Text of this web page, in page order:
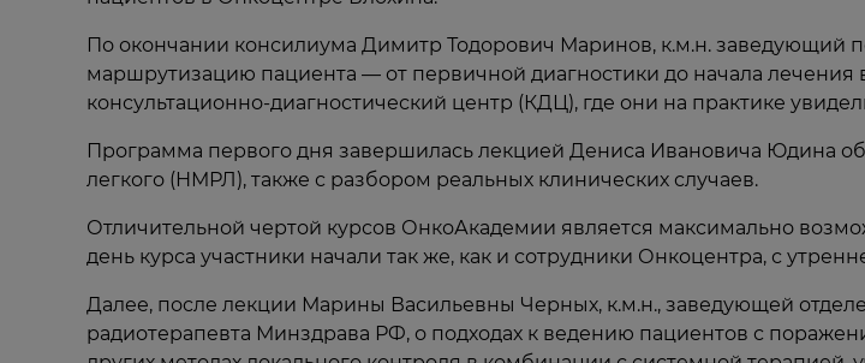
По окончании консилиума Димитр Тодорович Маринов, к.м.н. заведующий
маршрутизацию пациента — от первичной диагностики до начала лечения
консультационно-диагностический центр (КДЦ), где они на практике
Программа первого дня завершилась лекцией Дениса Ивановича Юдина
легкого (НМРЛ), также с разбором реальных клинических случаев.
Отличительной чертой курсов ОнкоАкадемии является максимально
день курса участники начали так же, как и сотрудники Онкоцентра, с
Далее, после лекции Марины Васильевны Черных, к.м.н., заведующей
радиотерапевта Минздрава РФ, о подходах к ведению пациентов с